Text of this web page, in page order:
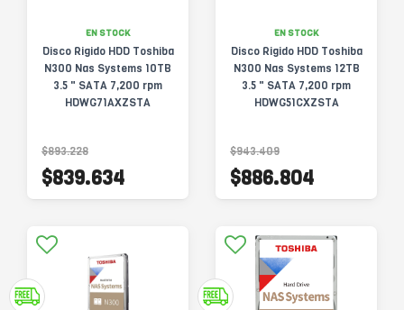
EN STOCK
Disco Rigido HDD Toshiba
N300 Nas Systems 10TB
3.5 " SATA 7,200 rpm
HDWG71AXZSTA
$893.228
$839.634
EN STOCK
Disco Rigido HDD Toshiba
N300 Nas Systems 12TB
3.5 " SATA 7,200 rpm
HDWG51CXZSTA
$943.409
$886.804